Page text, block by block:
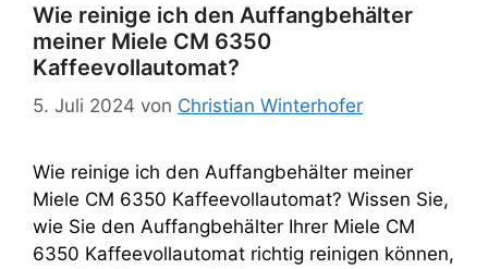
Wie reinige ich den Auffangbehälter
meiner Miele CM 6350
Kaffeevollautomat?
5. Juli 2024 von Christian Winterhofer
Wie reinige ich den Auffangbehälter meiner
Miele CM 6350 Kaffeevollautomat? Wissen Sie,
wie Sie den Auffangbehälter Ihrer Miele CM
6350 Kaffeevollautomat richtig reinigen können,